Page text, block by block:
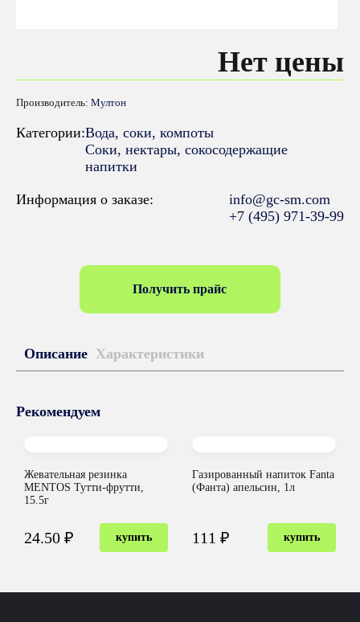
Нет цены
Производитель:Мултон
Категории:Вода, соки, компоты
Соки, нектары, cокосодержащие
напитки
Информация о заказе:
info@gc-sm.com
+7 (495) 971-39-99
Получить прайс
Описание Характеристики
Рекомендуем
Жевательная резинка
MENTOS Тутти-фрутти,
15.5г
24.50 ₽ купить
Газированный напиток Fanta
(Фанта) апельсин, 1л
111 ₽ купить